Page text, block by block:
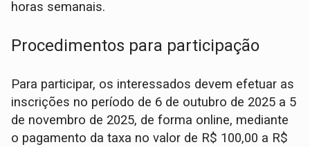
horas semanais.
Procedimentos para participação
Para participar, os interessados devem efetuar as
inscrições no período de 6 de outubro de 2025 a 5
de novembro de 2025, de forma online, mediante
o pagamento da taxa no valor de R$ 100,00 a R$